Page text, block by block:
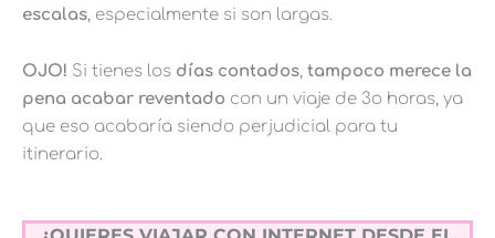
escalas, especialmente si son largas.
OJO! Si tienes los días contados, tampoco merece la
pena acabar reventado con un viaje de 3o horas, ya
que eso acabaría siendo perjudicial para tu
itinerario.